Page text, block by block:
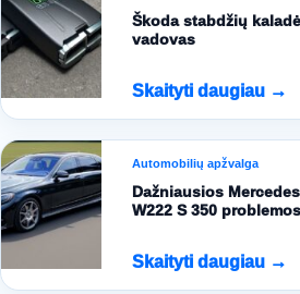
Škoda stabdžių
vadovas
Skaityti daugiau →
Automobilių apžvalga
Dažniausios
W222 S 350
Skaityti daugiau →